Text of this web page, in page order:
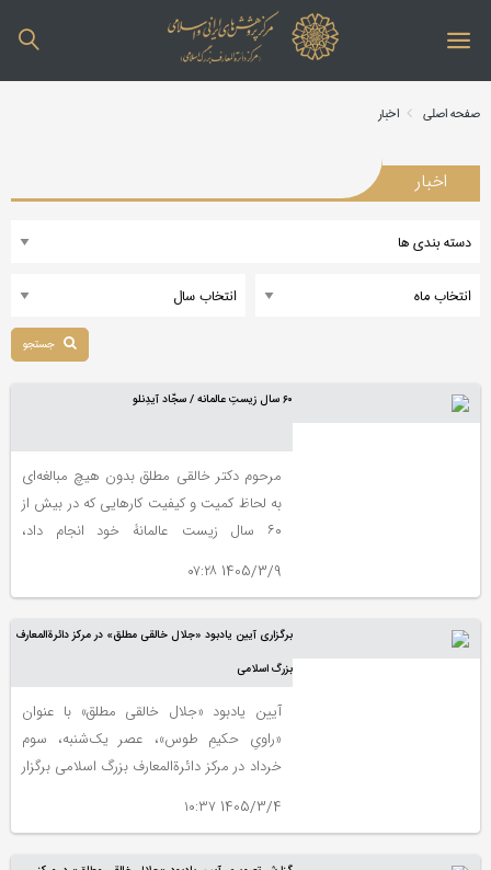
صفحه اصلی اخبار
اخبار
۶۰ سال زیستِ عالمانه / سجّاد آیدِنلو
مرحوم دکتر خالقی مطلق بدون هیچ مبالغه‌ای
به لحاظ کمیت و کیفیت کارهایی که در بیش از
۶۰ سال زیست عالمانۀ خود انجام داد،
1405/3/9 ۰۷:۲۸
برگزاری آیین یادبود «جلال خالقی مطلق» در مرکز دائرة‌المعارف
بزرگ اسلامی
آیین یادبود «جلال خالقی مطلق» با عنوان
«راویِ حکیمِ طوس»، عصر یک‌شنبه، سوم
خرداد در مرکز دائرة‌المعارف بزرگ اسلامی برگزار
1405/3/4 ۱۰:۳۷